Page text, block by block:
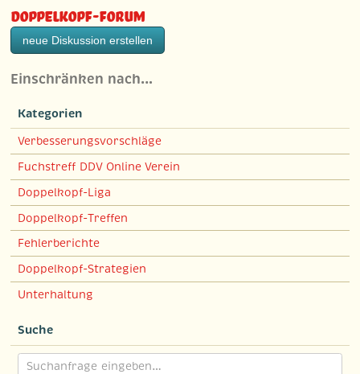
Doppelkopf-Forum
neue Diskussion erstellen
Einschränken nach…
Kategorien
Verbesserungsvorschläge
Fuchstreff DDV Online Verein
Doppelkopf-Liga
Doppelkopf-Treffen
Fehlerberichte
Doppelkopf-Strategien
Unterhaltung
Suche